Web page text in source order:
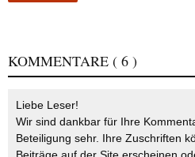
KOMMENTARE ( 6 )
Liebe Leser!
Wir sind dankbar für Ihre
Beteiligung sehr. Ihre Zuschriften
Beiträge auf der Site erscheinen